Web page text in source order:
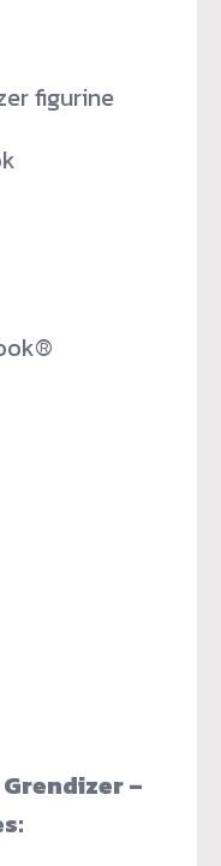
figurine
Grendizer –